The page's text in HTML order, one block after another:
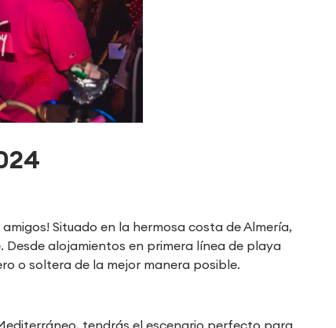
Situado en la hermosa costa de Almería,
alojamientos en primera línea de playa
o soltera de la mejor manera posible.